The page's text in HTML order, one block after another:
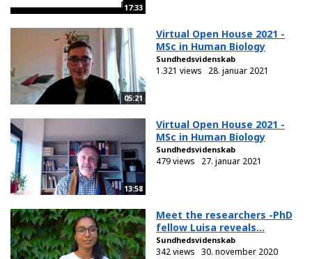
17:33
05:21
Virtual Open House 2021 -
MSc in Human Biology
Sundhedsvidenskab
1.321 views 28. januar 2021
13:58
Virtual Open House 2021 -
MSc in Human Biology
Sundhedsvidenskab
479 views 27. januar 2021
Meet the researchers -PhD
fellow Luisa reveals...
Sundhedsvidenskab
342 views 30. november 2020